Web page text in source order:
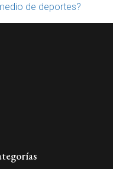
de deportes?